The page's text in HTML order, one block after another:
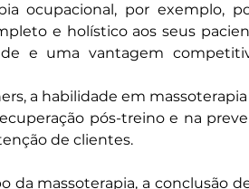
ocupacional, por exemplo,
e holístico aos seus
e uma vantagem
a habilidade em
pós-treino e na
de clientes.
da massoterapia, a conclusão